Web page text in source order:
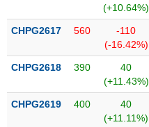
(+10.64%)
CHPG2617 560
-110
(-16.42%)
CHPG2618 390
40
(+11.43%)
CHPG2619 400
40
(+11.11%)
SECTOR
NĂNG